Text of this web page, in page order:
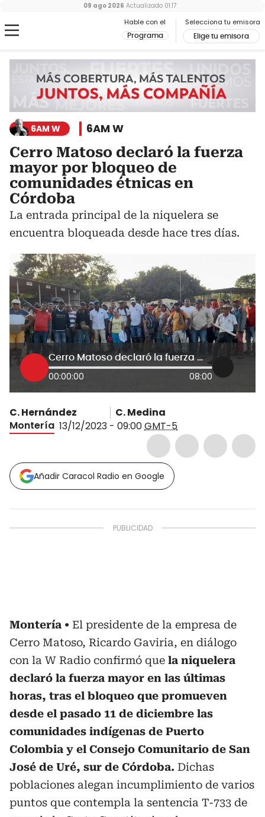
Hable con el
Programa
Selecciona tu emisora
Elige tu emisora
09 ago 2026 Actualizado 01:17
6AM W 6AM W
Cerro Matoso declaró la fuerza
mayor por bloqueo de
comunidades étnicas en
Córdoba
La entrada principal de la niquelera se
encuentra bloqueada desde hace tres días.
Cerro Matoso declaró la fuerza mayor por bloqueo de comunidades étnicas en Córdoba
00:00:00 08:00
C. Hernández
C. Medina
Montería 13/12/2023 - 09:00GMT-5
Añadir Caracol Radio en Google
Montería
El presidente de la empresa de
Cerro Matoso, Ricardo Gaviria, en diálogo
con la W Radio confirmó que la niquelera
declaró la fuerza mayor en las últimas
horas, tras el bloqueo que promueven
desde el pasado 11 de diciembre las
comunidades indígenas de Puerto
Colombia y el Consejo Comunitario de San
José de Uré, sur de Córdoba. Dichas
poblaciones alegan incumplimiento de varios
puntos que contempla la sentencia T-733 de